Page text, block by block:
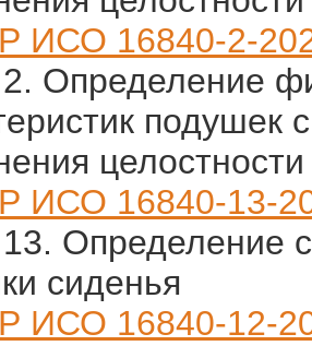
ИСО 16840-2-
Определение
подушек
ИСО 16840-13-
Определение
сиденья
ИСО 16840-12-